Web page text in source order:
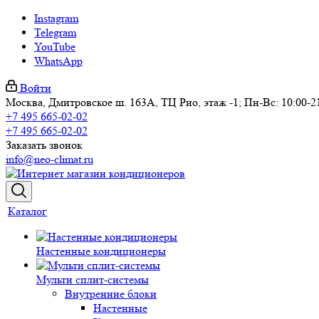
Instagram
Telegram
YouTube
WhatsApp
Войти
Москва, Дмитровское ш. 163А, ТЦ Рио, этаж -1; Пн-Вс: 10:00-
+7 495 665-02-02
+7 495 665-02-02
Заказать звонок
info@neo-climat.ru
Каталог
Настенные кондиционеры
Мульти сплит-системы
Внутренние блоки
Настенные